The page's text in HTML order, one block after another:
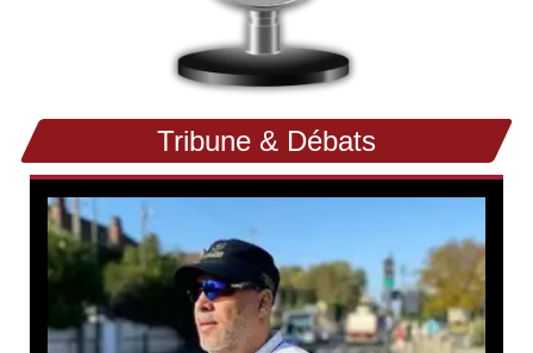
Tribune & Débats